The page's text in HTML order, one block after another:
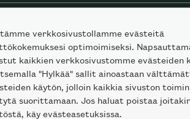
verkkosivustollamme evästeitä
optimoimiseksi.
kaikkien verkkosivustomme evästeiden
"Hylkää" sallit ainoastaan
käytön, jolloin kaikkia sivuston
suorittamaan. Jos haluat poistaa
käy evästeasetuksissa.